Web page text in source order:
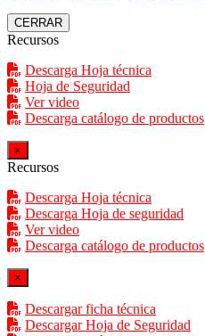
CERRAR
Recursos
Descarga Hoja técnica
Hoja de Seguridad
Ver video
Descarga catálogo de productos
×
Recursos
Descarga Hoja técnica
Descarga Hoja de seguridad
Ver video
Descarga catálogo de productos
×
Descargar ficha técnica
Descargar Hoja de Seguridad